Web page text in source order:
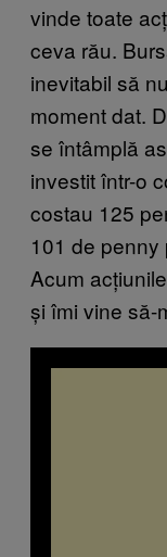
vinde toate
ceva rău.
inevitabil să
moment dat.
se întâmplă
investit într-o
costau 125
101 de penny
Acum
și îmi vine să-